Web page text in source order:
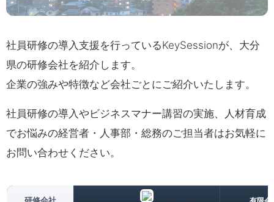
社員研修の導入支援を行っているKeySessionが、大分
県の研修会社を紹介します。
企業の強みや特徴など会社ごとにご紹介いたします。
社員研修の導入やビジネスマナー講習の実施、人材育成
でお悩みの経営者・人事部・総務のご担当者はお気軽に
お問い合わせください。